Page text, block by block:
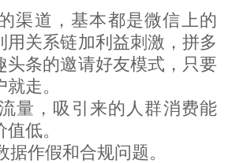
渠道，基本都是微信上的
用关系链加利益刺激，拼多
头条的邀请好友模式，只要
走。
量，吸引来的人群消费能
低。
据作假和合规问题。